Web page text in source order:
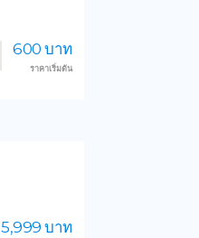
600 บาท
ราคาเริ่มต้น
5,999 บาท